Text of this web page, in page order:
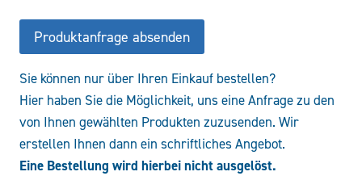
Produktanfrage absenden
Sie können nur über Ihren Einkauf bestellen?
Hier haben Sie die Möglichkeit, uns eine Anfrage zu den
von Ihnen gewählten Produkten zuzusenden. Wir
erstellen Ihnen dann ein schriftliches Angebot.
Eine Bestellung wird hierbei nicht ausgelöst.